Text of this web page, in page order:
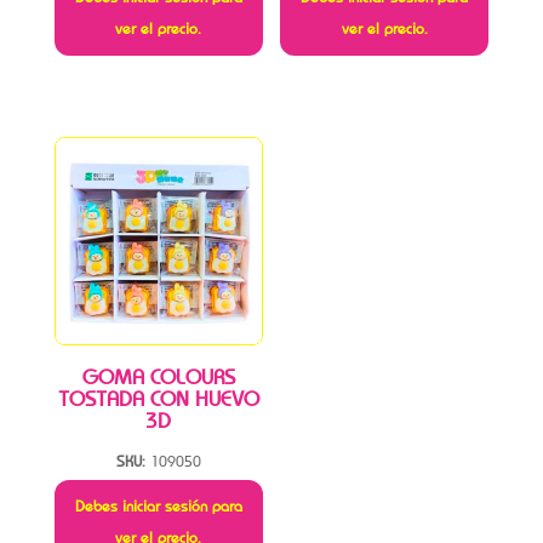
ver el precio.
ver el precio.
GOMA COLOURS
TOSTADA CON HUEVO
3D
SKU: 109050
Debes iniciar sesión para
ver el precio.